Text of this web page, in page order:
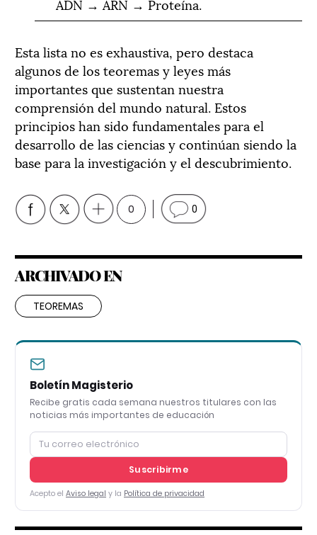
Esta lista no es exhaustiva, pero destaca
algunos de los teoremas y leyes más
importantes que sustentan nuestra
comprensión del mundo natural. Estos
principios han sido fundamentales para el
desarrollo de las ciencias y continúan siendo la
base para la investigación y el descubrimiento.
0 0
ARCHIVADO EN
TEOREMAS
Boletín Magisterio
Recibe gratis cada semana nuestros titulares con las
noticias más importantes de educación
Suscribirme
Acepto el Aviso legal y la Política de privacidad